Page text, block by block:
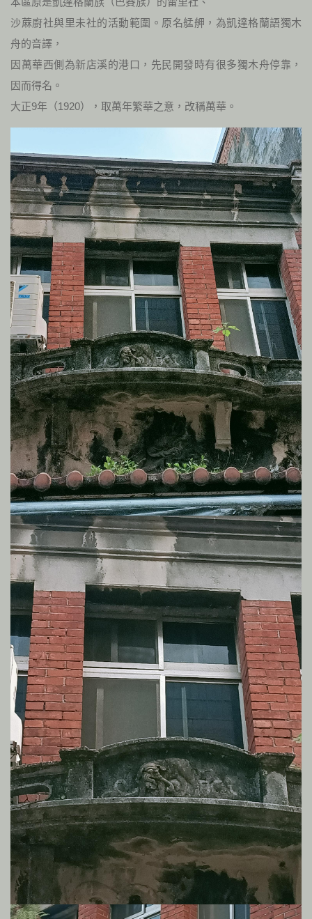
沙蔴廚社與里未社的活動範圍。原名艋舺，為凱達格蘭語獨木
舟的音譯，
因萬華西側為新店溪的港口，先民開發時有很多獨木舟停靠，
因而得名。
大正9年（1920），取萬年繁華之意，改稱萬華。